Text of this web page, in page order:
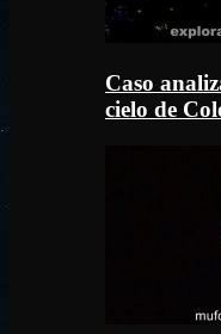
Caso
cielo de